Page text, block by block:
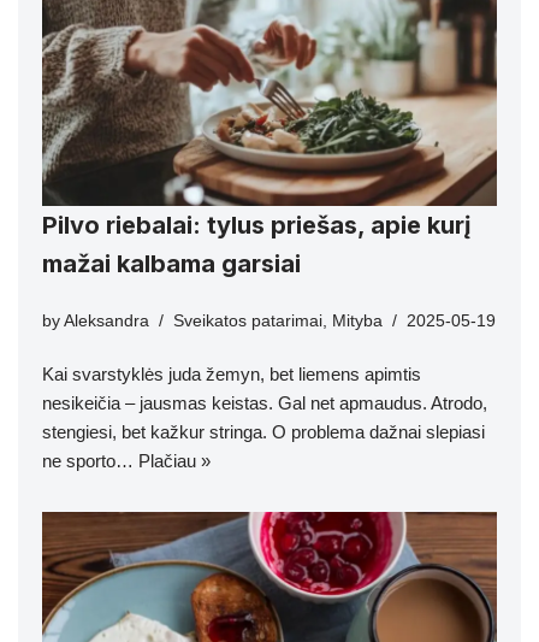
Pilvo riebalai: tylus priešas, apie kurį
mažai kalbama garsiai
by Aleksandra Sveikatos patarimai, Mityba 2025-05-19
Kai svarstyklės juda žemyn, bet liemens apimtis
nesikeičia – jausmas keistas. Gal net apmaudus. Atrodo,
stengiesi, bet kažkur stringa. O problema dažnai slepiasi
ne sporto… Plačiau »